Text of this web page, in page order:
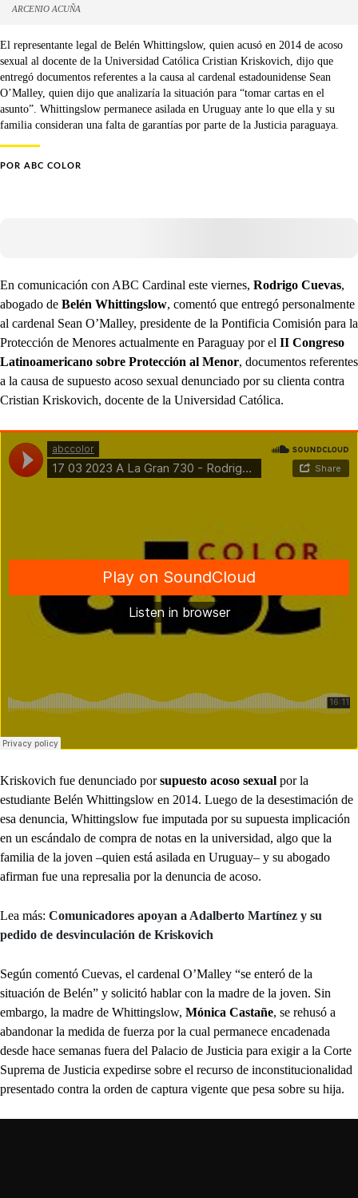
ARCENIO ACUÑA
El representante legal de Belén Whittingslow, quien acusó en 2014 de acoso
sexual al docente de la Universidad Católica Cristian Kriskovich, dijo que
entregó documentos referentes a la causa al cardenal estadounidense Sean
O’Malley, quien dijo que analizaría la situación para “tomar cartas en el
asunto”. Whittingslow permanece asilada en Uruguay ante lo que ella y su
familia consideran una falta de garantías por parte de la Justicia paraguaya.
POR ABC COLOR
En comunicación con ABC Cardinal este viernes, Rodrigo Cuevas,
abogado de Belén Whittingslow, comentó que entregó personalmente
al cardenal Sean O’Malley, presidente de la Pontificia Comisión para la
Protección de Menores actualmente en Paraguay por el II Congreso
Latinoamericano sobre Protección al Menor, documentos referentes
a la causa de supuesto acoso sexual denunciado por su clienta contra
Cristian Kriskovich, docente de la Universidad Católica.
Kriskovich fue denunciado porsupuesto acoso sexual por la
estudiante Belén Whittingslow en 2014. Luego de la desestimación de
esa denuncia, Whittingslow fue imputada por su supuesta implicación
en un escándalo de compra de notas en la universidad, algo que la
familia de la joven –quien está asilada en Uruguay– y su abogado
afirman fue una represalia por la denuncia de acoso.
Lea más: Comunicadores apoyan a Adalberto Martínez y su
pedido de desvinculación de Kriskovich
Según comentó Cuevas, el cardenal O’Malley “se enteró de la
situación de Belén” y solicitó hablar con la madre de la joven. Sin
embargo, la madre de Whittingslow, Mónica Castañe, se rehusó a
abandonar la medida de fuerza por la cual permanece encadenada
desde hace semanas fuera del Palacio de Justicia para exigir a la Corte
Suprema de Justicia expedirse sobre el recurso de inconstitucionalidad
presentado contra la orden de captura vigente que pesa sobre su hija.